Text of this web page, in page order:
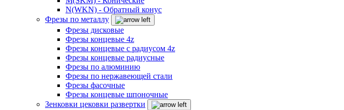
N(WKN) - Обратный конус
Фрезы по металлу
Фрезы дисковые
Фрезы концевые 4z
Фрезы концевые с радиусом 4z
Фрезы концевые радиусные
Фрезы по алюминию
Фрезы по нержавеющей стали
Фрезы фасочные
Фрезы концевые шпоночные
Зенковки цековки развертки